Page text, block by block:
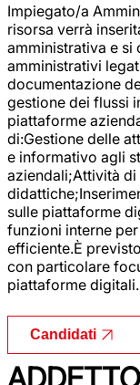
Impiegato/a
risorsa verrà
amministrativa e si
amministrativi
documentazione
gestione dei flussi
piattaforme
di:Gestione delle
e informativo agli
aziendali;Attività
sulle piattaforme
funzioni interne
efficiente.È
con particolare
piattaforme digitali.
Candidati